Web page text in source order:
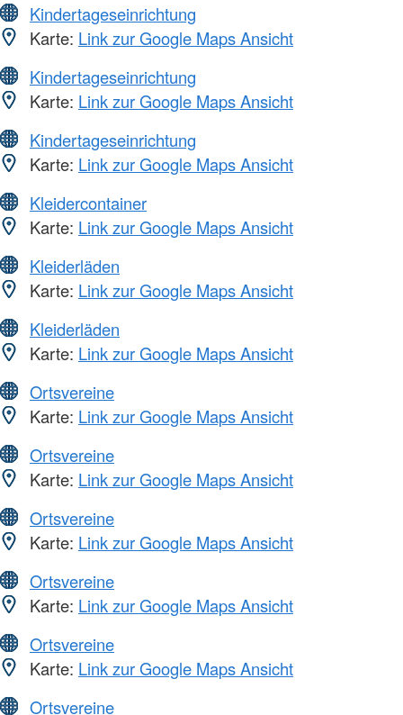
Kindertageseinrichtung
Karte: Link zur Google Maps Ansicht
Kindertageseinrichtung
Karte: Link zur Google Maps Ansicht
Kindertageseinrichtung
Karte: Link zur Google Maps Ansicht
Kleidercontainer
Karte: Link zur Google Maps Ansicht
Kleiderläden
Karte: Link zur Google Maps Ansicht
Kleiderläden
Karte: Link zur Google Maps Ansicht
Ortsvereine
Karte: Link zur Google Maps Ansicht
Ortsvereine
Karte: Link zur Google Maps Ansicht
Ortsvereine
Karte: Link zur Google Maps Ansicht
Ortsvereine
Karte: Link zur Google Maps Ansicht
Ortsvereine
Karte: Link zur Google Maps Ansicht
Ortsvereine